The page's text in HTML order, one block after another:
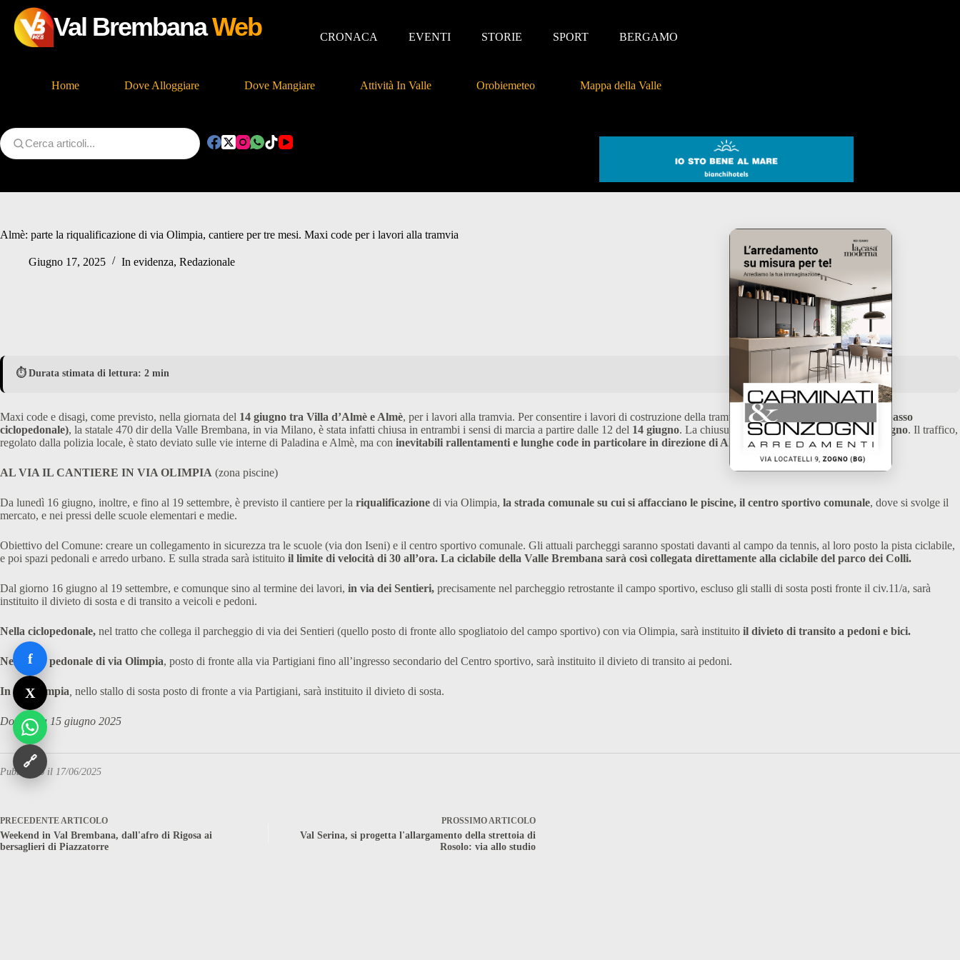
Val BrembanaWeb CRONACA EVENTI STORIE SPORT BERGAMO
Home Dove Alloggiare Dove Mangiare Attività In Valle Orobiemeteo Mappa della Valle
Almè: parte la riqualificazione di via Olimpia, cantiere per tre mesi. Maxi code per i lavori alla tramvia
Giugno 17, 2025 In evidenza, Redazionale
⏱️ Durata stimata di lettura: 2 min
Maxi code e disagi, come previsto, nella giornata del 14 giugno tra Villa d’Almè e Almè, per i lavori alla tramvia. Per consentire i lavori di costruzione della tramvia Bergamo-Villa d’Almè
(il sottopasso
ciclopedonale), la statale 470 dir della Valle Brembana, in via Milano, è stata infatti chiusa in entrambi i sensi di marcia a partire dalle 12 del 14 giugno. La chiusura proseguirà fino alle 22 del15 giugno. Il traffico,
regolato dalla polizia locale, è stato deviato sulle vie interne di Paladina e Almè, ma con inevitabili rallentamenti e lunghe code in particolare in direzione di Almè.
AL VIA IL CANTIERE IN VIA OLIMPIA (zona piscine)
Da lunedì 16 giugno, inoltre, e fino al 19 settembre, è previsto il cantiere per la riqualificazione di via Olimpia, la strada comunale su cui si affacciano le piscine, il centro sportivo comunale, dove si svolge il
mercato, e nei pressi delle scuole elementari e medie.
Obiettivo del Comune: creare un collegamento in sicurezza tra le scuole (via don Iseni) e il centro sportivo comunale. Gli attuali parcheggi saranno spostati davanti al campo da tennis, al loro posto la pista ciclabile,
e poi spazi pedonali e arredo urbano. E sulla strada sarà istituito il limite di velocità di 30 all’ora. La ciclabile della Valle Brembana sarà così collegata direttamente alla ciclabile del parco dei Colli.
Dal giorno 16 giugno al 19 settembre, e comunque sino al termine dei lavori, in via dei Sentieri, precisamente nel parcheggio retrostante il campo sportivo, escluso gli stalli di sosta posti fronte il civ.11/a, sarà
instituito il divieto di sosta e di transito a veicoli e pedoni.
Nella ciclopedonale, nel tratto che collega il parcheggio di via dei Sentieri (quello posto di fronte allo spogliatoio del campo sportivo) con via Olimpia, sarà instituito il divieto di transito a pedoni e bici.
Nel tratto pedonale di via Olimpia, posto di fronte alla via Partigiani fino all’ingresso secondario del Centro sportivo, sarà instituito il divieto di transito ai pedoni.
In via Olimpia nello stallo di sosta posto di fronte a via Partigiani, sarà instituito il divieto di sosta.
Domenica 15 giugno 2025
Pubblicato il 17/06/2025
f
X
🔗
PRECEDENTEARTICOLO
Weekend in Val Brembana, dall'afro di Rigosa ai
bersaglieri di Piazzatorre
PROSSIMOARTICOLO
Val Serina, si progetta l'allargamento della strettoia di
Rosolo: via allo studio